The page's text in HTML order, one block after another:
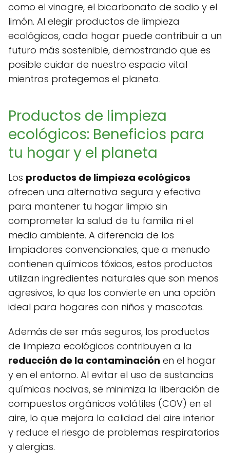
como el vinagre, el bicarbonato de sodio y el
limón. Al elegir productos de limpieza
ecológicos, cada hogar puede contribuir a un
futuro más sostenible, demostrando que es
posible cuidar de nuestro espacio vital
mientras protegemos el planeta.
Productos de limpieza
ecológicos: Beneficios para
tu hogar y el planeta
Los productos de limpieza ecológicos
ofrecen una alternativa segura y efectiva
para mantener tu hogar limpio sin
comprometer la salud de tu familia ni el
medio ambiente. A diferencia de los
limpiadores convencionales, que a menudo
contienen químicos tóxicos, estos productos
utilizan ingredientes naturales que son menos
agresivos, lo que los convierte en una opción
ideal para hogares con niños y mascotas.
Además de ser más seguros, los productos
de limpieza ecológicos contribuyen a la
reducción de la contaminación en el hogar
y en el entorno. Al evitar el uso de sustancias
químicas nocivas, se minimiza la liberación de
compuestos orgánicos volátiles (COV) en el
aire, lo que mejora la calidad del aire interior
y reduce el riesgo de problemas respiratorios
y alergias.